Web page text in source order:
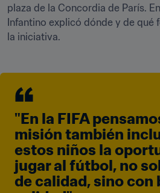
plaza de la Concordia de París.
Infantino explicó dónde y de qué
la iniciativa.
"En la FIFA
misión también
estos niños la
jugar al fútbol, no
de calidad, sino con